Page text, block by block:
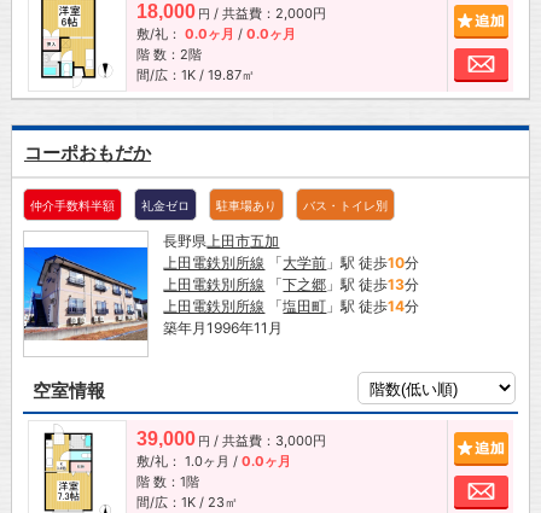
18,000 円 / 共益費：2,000円
敷/礼： 0.0ヶ月 / 0.0ヶ月
階 数：2階
間/広：1K / 19.87㎡
お
コーポおもだか
仲介手数料半額 礼金ゼロ 駐車場あり バス・トイレ別
長野県上田市五加
上田電鉄別所線 「大学前 」駅 徒歩10分
上田電鉄別所線 「下之郷 」駅 徒歩13分
上田電鉄別所線 「塩田町 」駅 徒歩14分
築年月1996年11月
空室情報
39,000 円 / 共益費：3,000円
敷/礼： 1.0ヶ月 / 0.0ヶ月
階 数：1階
間/広：1K / 23㎡
お